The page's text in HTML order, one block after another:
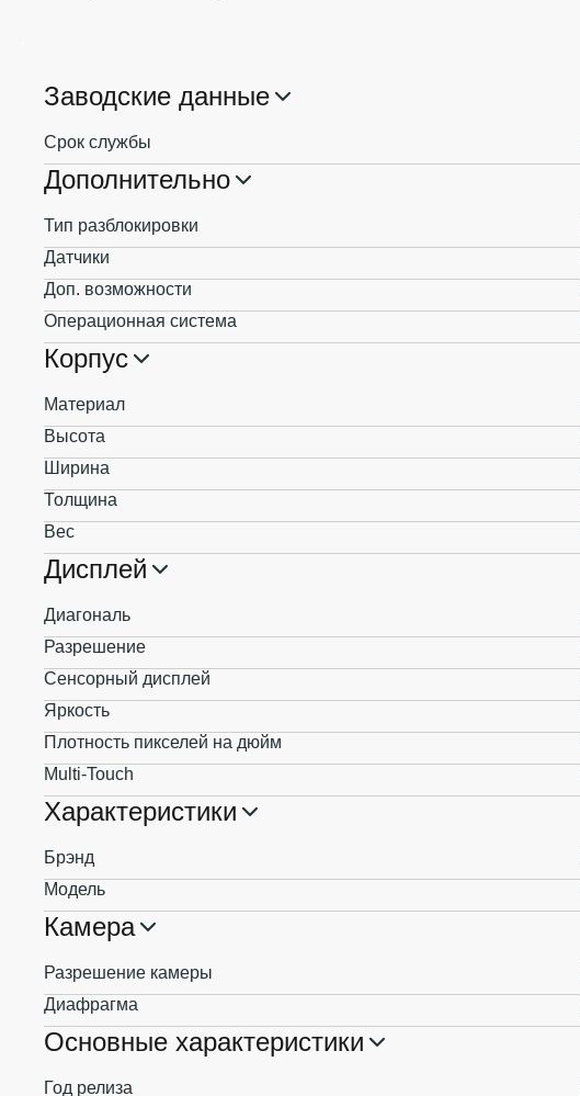
Заводские данные
Срок службы
Дополнительно
Тип разблокировки
Датчики
Доп. возможности
Операционная система
Корпус
Материал
Высота
Ширина
Толщина
Вес
Дисплей
Диагональ
Разрешение
Сенсорный дисплей
Яркость
Плотность пикселей на дюйм
Multi-Touch
Характеристики
Брэнд
Модель
Камера
Разрешение камеры
Диафрагма
Основные характеристики
Год релиза